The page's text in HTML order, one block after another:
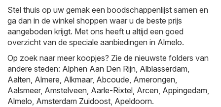
Stel thuis op uw gemak een boodschappenlijst samen en
ga dan in de winkel shoppen waar u de beste prijs
aangeboden krijgt. Met ons heeft u altijd een goed
overzicht van de speciale aanbiedingen in Almelo.
Op zoek naar meer koopjes? Zie de nieuwste folders van
andere steden: Alphen Aan Den Rijn, Alblasserdam,
Aalten, Almere, Alkmaar, Abcoude, Amerongen,
Aalsmeer, Amstelveen, Aarle-Rixtel, Arcen, Appingedam,
Almelo, Amsterdam Zuidoost, Apeldoorn.